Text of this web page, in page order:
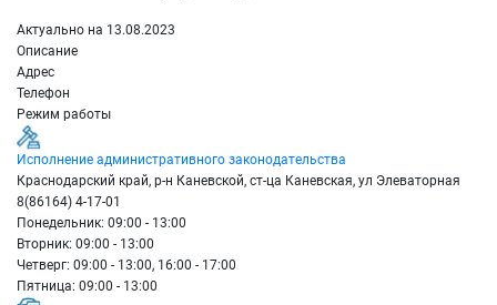
Актуально на 13.08.2023
Описание
Адрес
Телефон
Режим работы
Исполнение административного законодательства
Краснодарский край, р-н Каневской, ст-ца Каневская, ул Элеваторная
8(86164) 4-17-01
Понедельник: 09:00 - 13:00
Вторник: 09:00 - 13:00
Четверг: 09:00 - 13:00, 16:00 - 17:00
Пятница: 09:00 - 13:00